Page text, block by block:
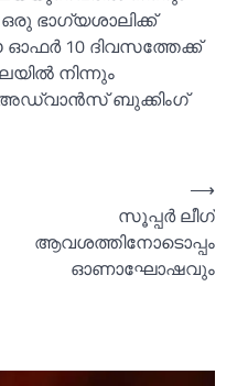
ഭാഗ്യശാലിക്ക്
10 ദിവസത്തേക്ക്
നിന്നും
അഡ്വാന്‍സ് ബുക്കിംഗ്
സൂപ്പർ ലീഗ്
ആവശത്തിനോടൊപ്പം
ഓണാഘോഷവും
⟶